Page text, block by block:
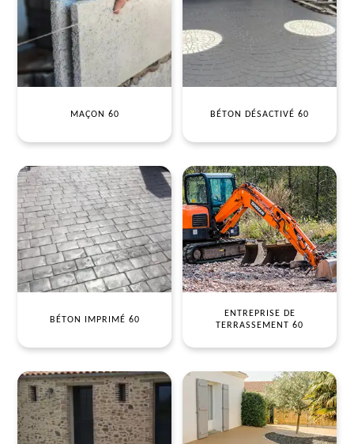
MAÇON 60 BÉTON DÉSACTIVÉ 60
BÉTON IMPRIMÉ 60
ENTREPRISE DE
TERRASSEMENT 60